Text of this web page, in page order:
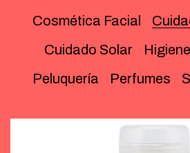
Cosmética Facial
Cuidado Solar Higiene
Peluquería
Perfumes